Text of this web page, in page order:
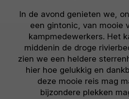
In de avond genieten we,
een gintonic, van mooie
kampmedewerkers. Het
middenin de droge
zien we een heldere
hier hoe gelukkig en
deze mooie reis mag
bijzondere plekken